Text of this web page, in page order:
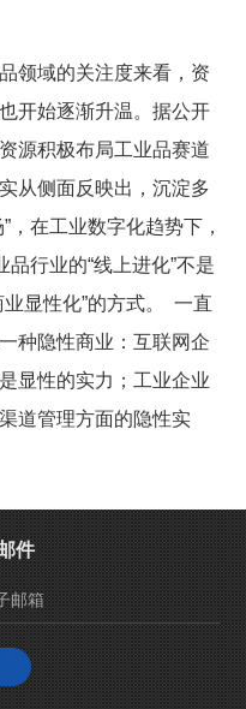
领域的关注度来看，资
开始逐渐升温。据公开
源积极布局工业品赛道
从侧面反映出，沉淀多
，在工业数字化趋势下，
品行业的“线上进化”不是
显性化”的方式。 一直
种隐性商业：互联网企
显性的实力；工业企业
道管理方面的隐性实
件